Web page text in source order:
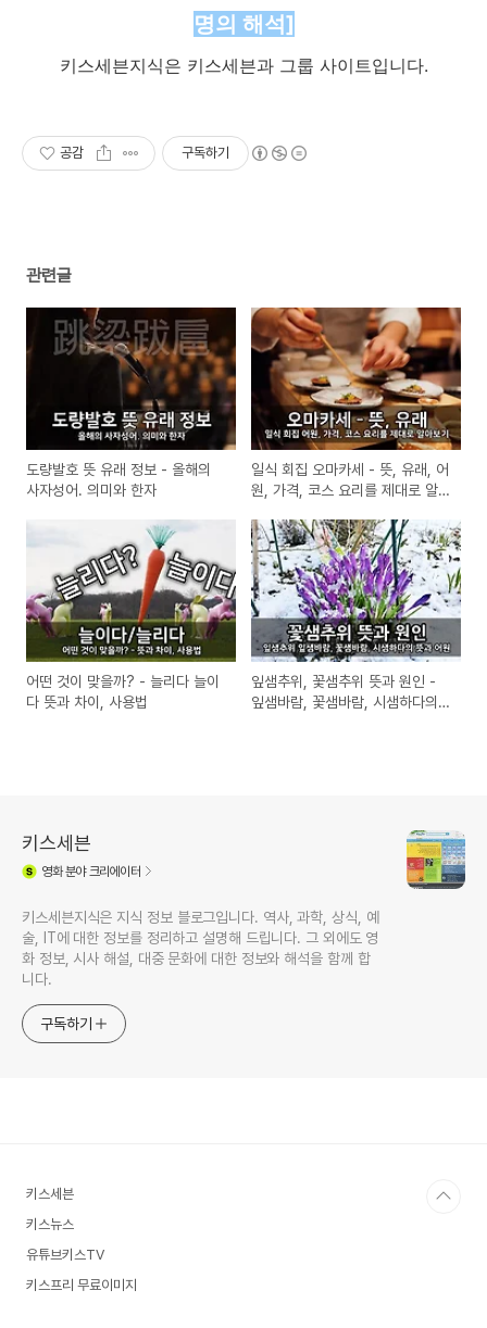
명의 해석]
키스세븐지식은 키스세븐과 그룹 사이트입니다.
공감 구독하기
관련글
도량발호 뜻 유래 정보 - 올해의
사자성어. 의미와 한자
일식 회집 오마카세 - 뜻, 유래, 어
원, 가격, 코스 요리를 제대로 알
어떤 것이 맞을까? - 늘리다 늘이
다 뜻과 차이, 사용법
잎샘추위, 꽃샘추위 뜻과 원인 -
잎샘바람, 꽃샘바람, 시샘하다의
키스세븐
영화분야 크리에이터
키스세븐지식은 지식 정보 블로그입니다. 역사, 과학, 상식, 예
술, IT에 대한 정보를 정리하고 설명해 드립니다. 그 외에도 영
화 정보, 시사 해설, 대중 문화에 대한 정보와 해석을 함께 합
니다.
구독하기
키스세븐
키스뉴스
유튜브키스TV
키스프리 무료이미지